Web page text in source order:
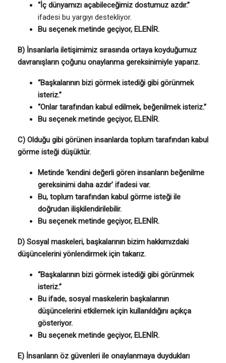
“İç dünyamızı açabileceğimiz dostumuz azdır.”
ifadesi bu yargıyı destekliyor.
Bu seçenek metinde geçiyor, ELENİR.
B) İnsanlarla iletişimimiz sırasında ortaya koyduğumuz
davranışların çoğunu onaylanma gereksinimiyle yaparız.
“Başkalarının bizi görmek istediği gibi görünmek
isteriz.”
“Onlar tarafından kabul edilmek, beğenilmek isteriz.”
Bu seçenek metinde geçiyor, ELENİR.
C) Olduğu gibi görünen insanlarda toplum tarafından kabul
görme isteği düşüktür.
Metinde ‘kendini değerli gören insanların beğenilme
gereksinimi daha azdır’ ifadesi var.
Bu, toplum tarafından kabul görme isteği ile
doğrudan ilişkilendirilebilir.
Bu seçenek metinde geçiyor, ELENİR.
D) Sosyal maskeleri, başkalarının bizim hakkımızdaki
düşüncelerini yönlendirmek için takarız.
“Başkalarının bizi görmek istediği gibi görünmek
isteriz.”
Bu ifade, sosyal maskelerin başkalarının
düşüncelerini etkilemek için kullanıldığını açıkça
gösteriyor.
Bu seçenek metinde geçiyor, ELENİR.
E) İnsanların öz güvenleri ile onaylanmaya duydukları